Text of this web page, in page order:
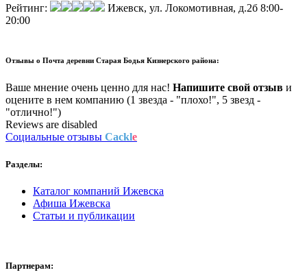
Рейтинг: Ижевск, ул. Локомотивная, д.2б 8:00-
20:00
Отзывы о Почта деревни Старая Бодья Кизнерского района:
Ваше мнение очень ценно для нас! Напишите свой отзыв и
оцените в нем компанию (1 звезда - "плохо!", 5 звезд -
"отлично!")
Reviews are disabled
Социальные отзывы Cackle
Разделы:
Каталог компаний Ижевска
Афиша Ижевска
Статьи и публикации
Партнерам: